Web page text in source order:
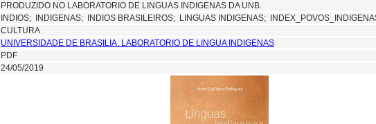
PRODUZIDO NO LABORATORIO DE LINGUAS INDIGENAS DA UNB.
INDIOS; INDIGENAS; INDIOS BRASILEIROS; LINGUAS INDIGENAS;
CULTURA
UNIVERSIDADE DE BRASILIA. LABORATORIO DE LINGUA INDIGENAS
PDF
24/05/2019